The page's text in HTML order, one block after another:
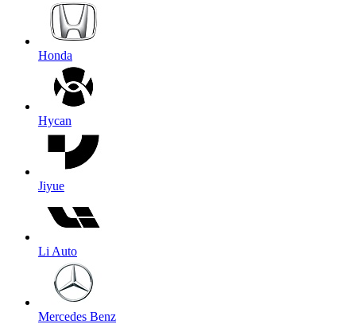
Honda
Hycan
Jiyue
Li Auto
Mercedes Benz